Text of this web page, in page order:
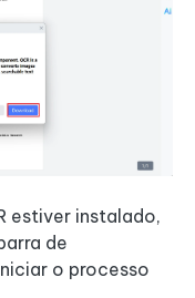
estiver instalado,
de
o processo